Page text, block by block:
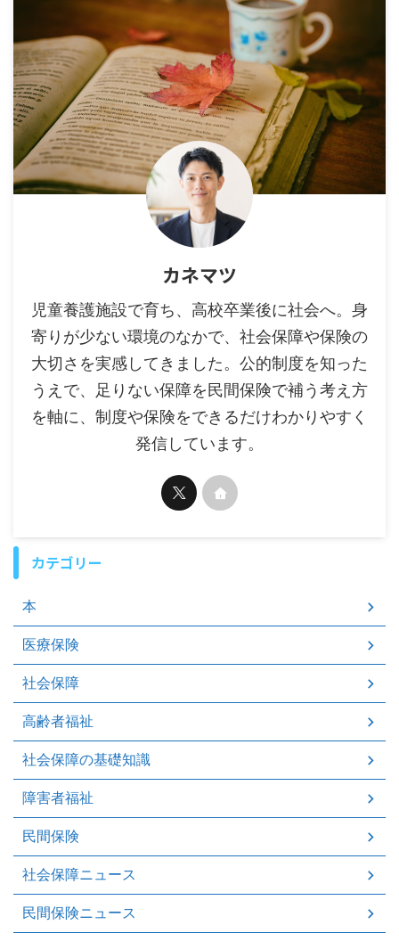
カネマツ
児童養護施設で育ち、高校卒業後に社会へ。身
寄りが少ない環境のなかで、社会保障や保険の
大切さを実感してきました。公的制度を知った
うえで、足りない保障を民間保険で補う考え方
を軸に、制度や保険をできるだけわかりやすく
発信しています。
カテゴリー
本
医療保険
社会保障
高齢者福祉
社会保障の基礎知識
障害者福祉
民間保険
社会保障ニュース
民間保険ニュース